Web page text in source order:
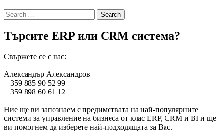
Search
for:
Търсите ERP или CRM система?
Свържете се с нас:
Александър Александров
+ 359 885 90 52 99
+ 359 898 60 61 12
Ние ще ви запознаем с предимствата на най-популярните
системи за управление на бизнеса от клас ERP, CRM и BI и ще
ви помогнем да изберете най-подходящата за Вас.